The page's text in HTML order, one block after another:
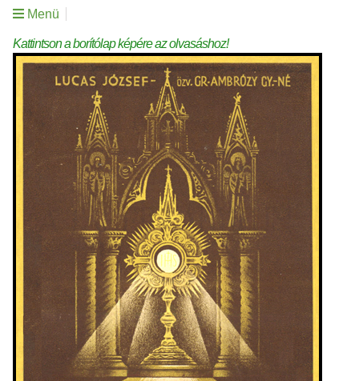
Menü
Kattintson a borítólap képére az olvasáshoz!